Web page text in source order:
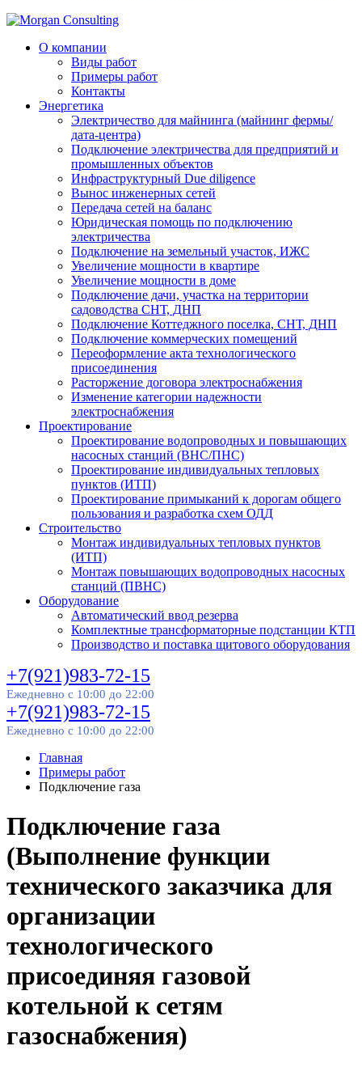
О компании
Виды работ
Примеры работ
Контакты
Энергетика
Электричество для майнинга (майнинг фермы/
дата-центра)
Подключение электричества для предприятий и
промышленных объектов
Инфраструктурный Due diligence
Вынос инженерных сетей
Передача сетей на баланс
Юридическая помощь по подключению
электричества
Подключение на земельный участок, ИЖС
Увеличение мощности в квартире
Увеличение мощности в доме
Подключение дачи, участка на территории
садоводства СНТ, ДНП
Подключение Коттеджного поселка, СНТ, ДНП
Подключение коммерческих помещений
Переоформление акта технологического
присоединения
Расторжение договора электроснабжения
Изменение категории надежности
электроснабжения
Проектирование
Проектирование водопроводных и повышающих
насосных станций (ВНС/ПНС)
Проектирование индивидуальных тепловых
пунктов (ИТП)
Проектирование примыканий к дорогам общего
пользования и разработка схем ОДД
Строительство
Монтаж индивидуальных тепловых пунктов
(ИТП)
Монтаж повышающих водопроводных насосных
станций (ПВНС)
Оборудование
Автоматический ввод резерва
Комплектные трансформаторные подстанции КТП
Производство и поставка щитового оборудования
+7(921)983-72-15
Ежедневно с 10:00 до 22:00
+7(921)983-72-15
Ежедневно с 10:00 до 22:00
Главная
Примеры работ
Подключение газа
Подключение газа
(Выполнение функции
технического заказчика для
организации
технологического
присоединяя газовой
котельной к сетям
газоснабжения)